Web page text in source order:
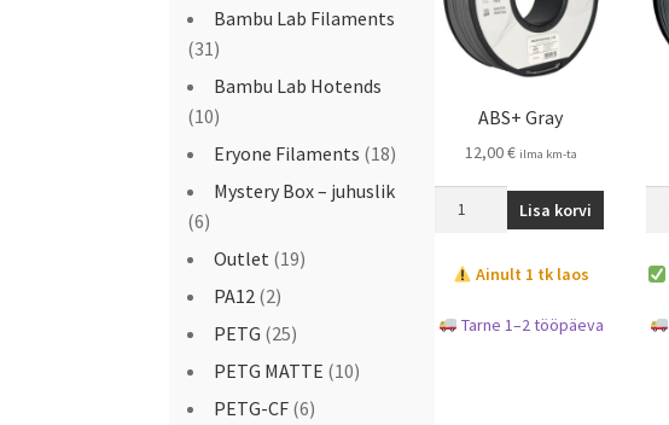
Bambu Lab Filaments
(31)
Bambu Lab Hotends
(10)
Eryone Filaments (18)
Mystery Box – juhuslik
(6)
Outlet (19)
PA12 (2)
PETG (25)
PETG MATTE (10)
PETG-CF (6)
ABS+ Gray
12,00€ ilma km-ta
Lisa korvi
Ainult 1 tk laos
Tarne 1–2 tööpäeva